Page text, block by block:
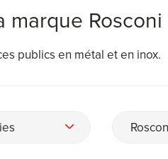
Rosconi
publics en métal et en inox.